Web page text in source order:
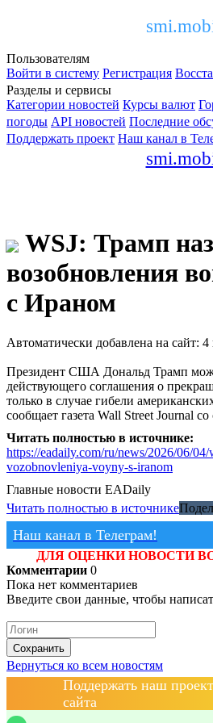
Пользователям
Войти в систему Регистрация
Разделы и сервисы
Категории новостей Курсы валют
погоды API новостей Последние
Поддержать проект Наш канал в
WSJ: Трамп
возобновления
с Ираном
Автоматически добавлена на сайт:
Президент США Дональд Трамп
действующего соглашения о
только в случае гибели
сообщает газета Wall Street Journal
Читать полностью в источнике:
https://eadaily.com/ru/news/2026/06/
vozobnovleniya-voyny-s-iranom
Главные новости EADaily
Читать полностью в источнике
Наш канал в Телеграм!
ДЛЯ ОЦЕНКИ НОВОСТИ
Комментарии 0
Пока нет комментариев
Введите свои данные, чтобы
Сохранить
Вернуться ко всем новостям
Поддержать наш
сайта